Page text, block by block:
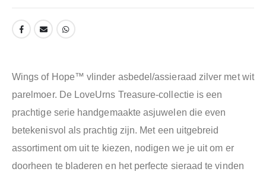
Wings of Hope™ vlinder asbedel/assieraad zilver met wit
parelmoer. De LoveUrns Treasure-collectie is een
prachtige serie handgemaakte asjuwelen die even
betekenisvol als prachtig zijn. Met een uitgebreid
assortiment om uit te kiezen, nodigen we je uit om er
doorheen te bladeren en het perfecte sieraad te vinden